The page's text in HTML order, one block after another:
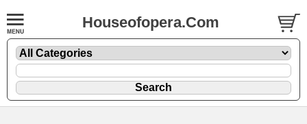
Houseofopera.Com